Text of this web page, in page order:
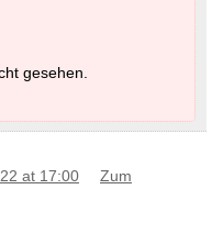
gesehen.
at 17:00
Zum